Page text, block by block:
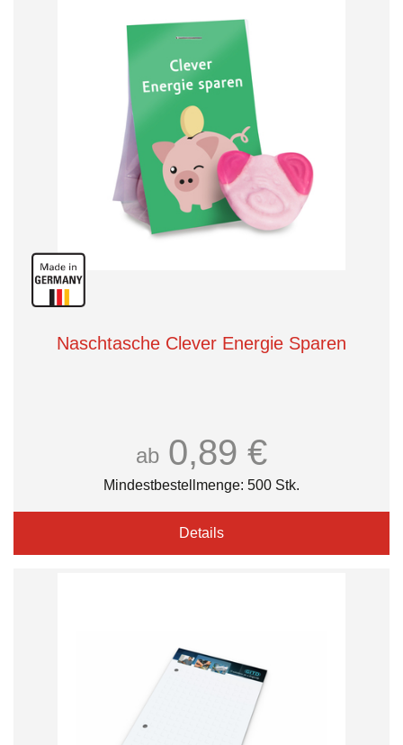
Naschtasche Clever Energie Sparen
ab 0,89 €
Mindestbestellmenge: 500 Stk.
Details